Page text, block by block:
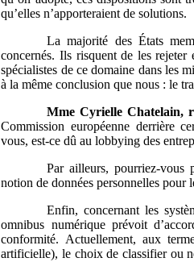
qu’elles n’apporteraient de solutions.
La majorité des États
concernés. Ils risquent de les
spécialistes de ce domaine dans les
à la même conclusion que nous : le
Mme Cyrielle Chatelain,
Commission européenne derrière
vous, est-ce dû au lobbying des
Par ailleurs, pourriez-vous
notion de données personnelles pour
Enfin, concernant les
omnibus numérique prévoit
conformité. Actuellement, aux
artificielle), le choix de classifier ou